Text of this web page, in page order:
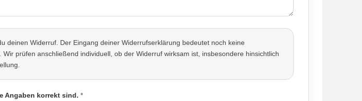
deinen Widerruf. Der Eingang deiner Widerrufserklärung bedeutet noch keine
prüfen anschließend individuell, ob der Widerruf wirksam ist, insbesondere hinsichtlich
Angaben korrekt sind. *